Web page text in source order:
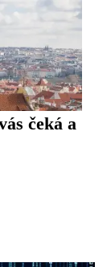
čeká a